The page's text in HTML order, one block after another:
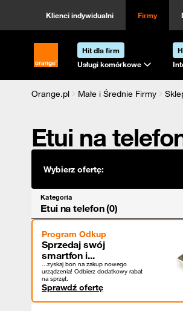
Klienci indywidualni Firmy
Strona główna Orange.pl
Hit dla firm
Usługi komórkowe
Orange.pl Małe i Średnie Firmy
Etui na
Wybierz ofertę:
Kategoria
Etui na telefon (0)
Program Odkup
Sprzedaj swój
smartfon i...
...zyskaj bon na zakup nowego
urządzenia! Odbierz dodatkowy rabat
na sprzęt.
Sprawdź ofertę